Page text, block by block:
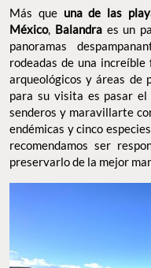
Más que una de las
México, Balandra es un
panoramas
rodeadas de una
arqueológicos y áreas de
para su visita es pasar
senderos y maravillarte
endémicas y cinco
recomendamos ser
preservarlo de la mejor